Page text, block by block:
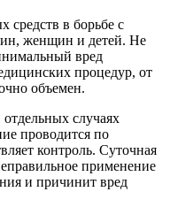
средств в борьбе с
женщин и детей. Не
вред
процедур, от
объемен.
отдельных случаях
проводится по
контроль. Суточная
применение
и причинит вред